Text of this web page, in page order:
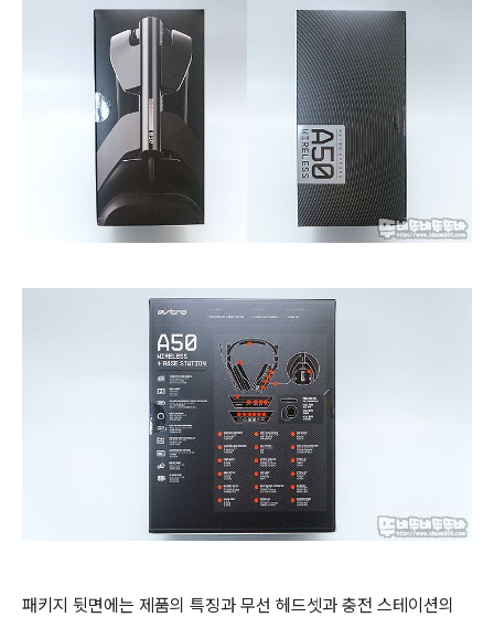
패키지 뒷면에는 제품의 특징과 무선 헤드셋과 충전 스테이션의